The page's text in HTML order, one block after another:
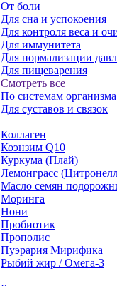
От боли
Для сна и успокоения
Для контроля веса и
Для иммунитета
Для нормализации
Для пищеварения
Смотреть все
По системам организма
Для суставов и связок
Коллаген
Коэнзим Q10
Куркума (Плай)
Лемонграсс
Масло семян
Моринга
Нони
Пробиотик
Прополис
Пуэрария Мирифика
Рыбий жир / Омега-3